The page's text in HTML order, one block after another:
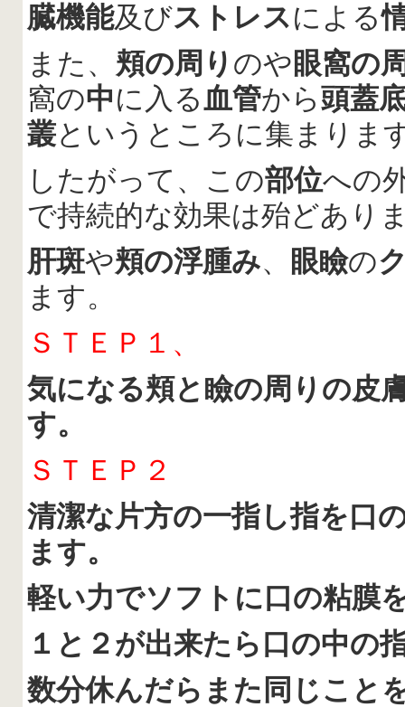
臓機能及びストレスによる
また、 頬の周り のや眼窩の
窩の中に入る血管から頭蓋
叢というところに集まりま
したがって、この部位への
で持続的な効果は殆どあり
肝斑や頬の浮腫み、 眼瞼の
ます。
ＳＴＥＰ１、
気になる頬と瞼の周りの皮
す。
ＳＴＥＰ２
清潔な片方の一指し指を口
ます。
軽い力でソフトに口の粘膜
１と２が出来たら口の中の
数分休んだらまた同じこと